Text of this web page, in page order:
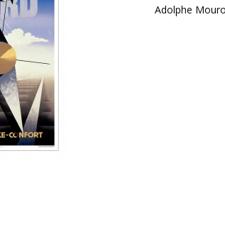
Adolphe